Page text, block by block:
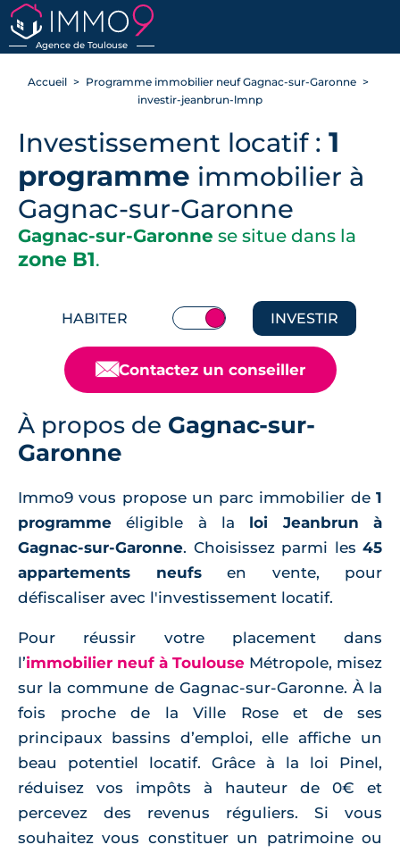
Agence de Toulouse
RETOUR
Accueil
Programme immobilier neuf Gagnac-sur-Garonne
investir-jeanbrun-lmnp
Investissement locatif : 1
programme immobilier à
Gagnac-sur-Garonne
Gagnac-sur-Garonne se situe dans la
zone B1.
HABITER INVESTIR
📧Contactez un conseiller
À propos de Gagnac-sur-
Garonne
Immo9 vous propose un parc immobilier de 1
programme éligible à la loi Jeanbrun à
Gagnac-sur-Garonne. Choisissez parmi les 45
appartements neufsen vente, pour
défiscaliser avec l'investissement locatif.
Pour réussir votre placement dans
l’immobilier neuf à Toulouse Métropole, misez
sur la commune de Gagnac-sur-Garonne. À la
fois proche de la Ville Rose et de ses
principaux bassins d’emploi, elle affiche un
beau potentiel locatif. Grâce à la loi Pinel,
réduisez vos impôts à hauteur de 0€ et
percevez des revenus réguliers. Si vous
souhaitez vous constituer un patrimoine ou